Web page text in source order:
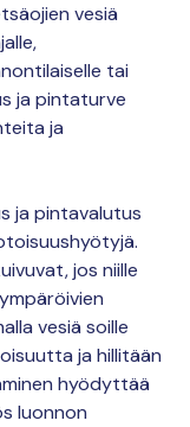
vesiä
tai
ja pintaturve
ja
ja pintavalutus
jos niille
vesiä soille
ja hillitään
hyödyttää
luonnon